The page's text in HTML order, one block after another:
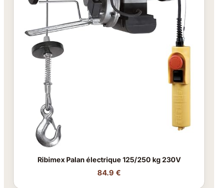
Ribimex Palan électrique 125/250 kg 230V
84.9 €